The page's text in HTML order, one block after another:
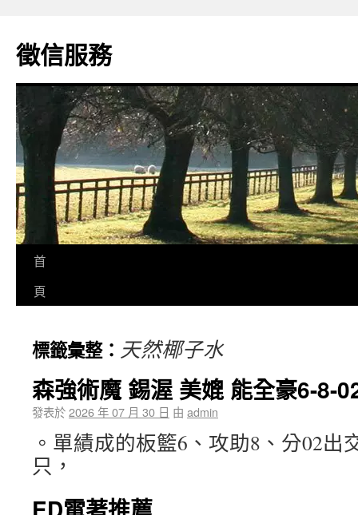
徵信服務
首
頁
標籤彙整： 天然椰子水
森強術魔 錫渥 美媲 能全豪6-8-
發表於2026 年 07 月 30 日 由 admin
。單績成的板籃6、攻助8、分02出
只，